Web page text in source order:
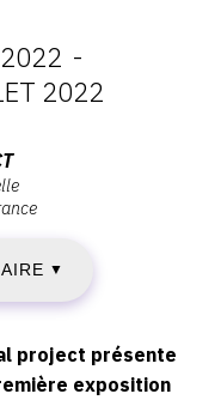
-
2022
▼
project présente
exposition